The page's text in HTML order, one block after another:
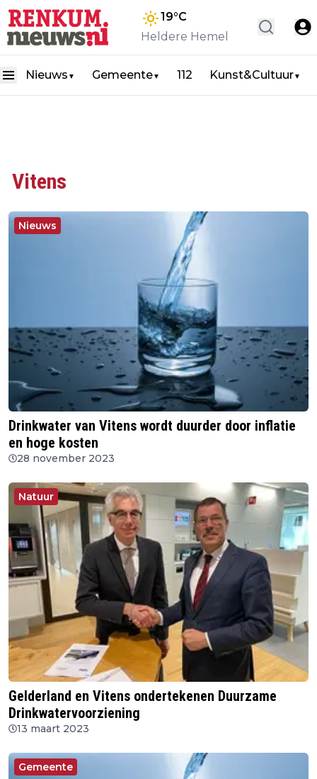
19°C
Heldere Hemel
Nieuws ▼ Gemeente▼ 112 Kunst&Cultuur▼
Vitens
Nieuws
Drinkwater van Vitens wordt duurder door inflatie
en hoge kosten
28 november 2023
Natuur
Gelderland en Vitens ondertekenen Duurzame
Drinkwatervoorziening
13 maart 2023
Gemeente